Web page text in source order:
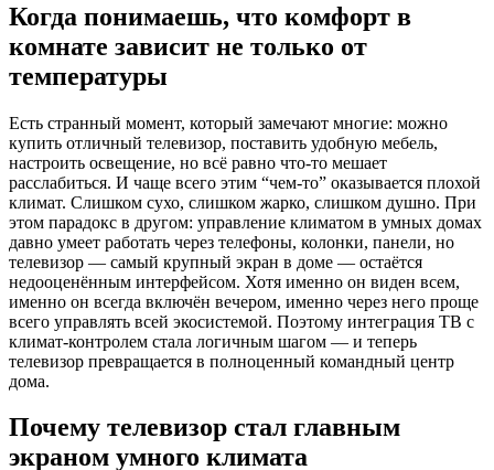
Когда понимаешь, что комфорт в
комнате зависит не только от
температуры
Есть странный момент, который замечают многие: можно
купить отличный телевизор, поставить удобную мебель,
настроить освещение, но всё равно что-то мешает
расслабиться. И чаще всего этим “чем-то” оказывается плохой
климат. Слишком сухо, слишком жарко, слишком душно. При
этом парадокс в другом: управление климатом в умных домах
давно умеет работать через телефоны, колонки, панели, но
телевизор — самый крупный экран в доме — остаётся
недооценённым интерфейсом. Хотя именно он виден всем,
именно он всегда включён вечером, именно через него проще
всего управлять всей экосистемой. Поэтому интеграция ТВ с
климат-контролем стала логичным шагом — и теперь
телевизор превращается в полноценный командный центр
дома.
Почему телевизор стал главным
экраном умного климата